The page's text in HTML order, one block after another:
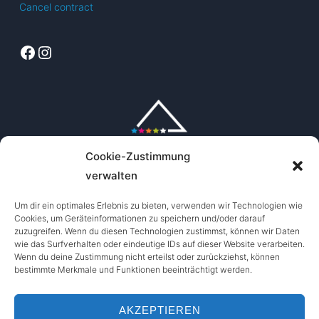
Cookie-Zustimmung
verwalten
Um dir ein optimales Erlebnis zu bieten, verwenden wir Technologien wie
Cookies, um Geräteinformationen zu speichern und/oder darauf
zuzugreifen. Wenn du diesen Technologien zustimmst, können wir Daten
wie das Surfverhalten oder eindeutige IDs auf dieser Website verarbeiten.
Wenn du deine Zustimmung nicht erteilst oder zurückziehst, können
bestimmte Merkmale und Funktionen beeinträchtigt werden.
AKZEPTIEREN
Cancel contract
Facebook
Instagram